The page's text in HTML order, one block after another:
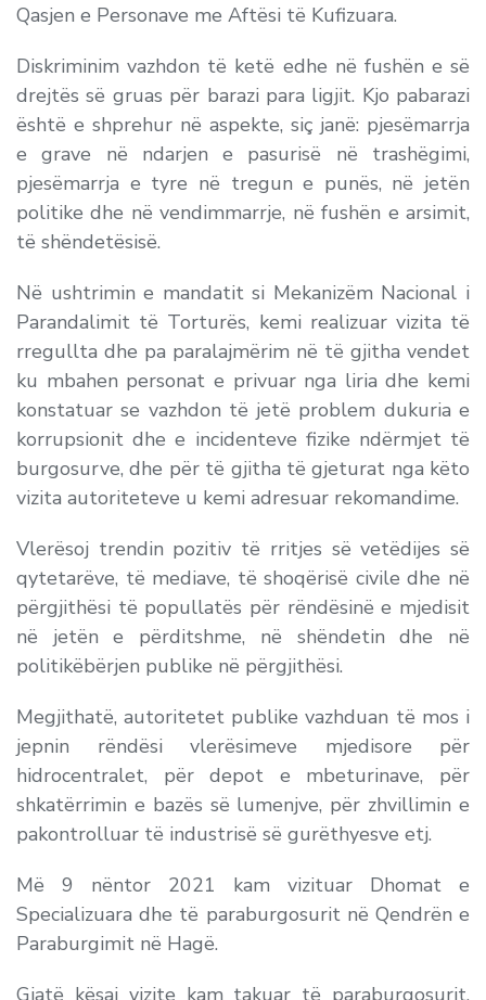
Qasjen e Personave me Aftësi të Kufizuara.
Diskriminim vazhdon të ketë edhe në fushën e së
drejtës së gruas për barazi para ligjit. Kjo pabarazi
është e shprehur në aspekte, siç janë: pjesëmarrja
e grave në ndarjen e pasurisë në trashëgimi,
pjesëmarrja e tyre në tregun e punës, në jetën
politike dhe në vendimmarrje, në fushën e arsimit,
të shëndetësisë.
Në ushtrimin e mandatit si Mekanizëm Nacional i
Parandalimit të Torturës, kemi realizuar vizita të
rregullta dhe pa paralajmërim në të gjitha vendet
ku mbahen personat e privuar nga liria dhe kemi
konstatuar se vazhdon të jetë problem dukuria e
korrupsionit dhe e incidenteve fizike ndërmjet të
burgosurve, dhe për të gjitha të gjeturat nga këto
vizita autoriteteve u kemi adresuar rekomandime.
Vlerësoj trendin pozitiv të rritjes së vetëdijes së
qytetarëve, të mediave, të shoqërisë civile dhe në
përgjithësi të popullatës për rëndësinë e mjedisit
në jetën e përditshme, në shëndetin dhe në
politikëbërjen publike në përgjithësi.
Megjithatë, autoritetet publike vazhduan të mos i
jepnin rëndësi vlerësimeve mjedisore për
hidrocentralet, për depot e mbeturinave, për
shkatërrimin e bazës së lumenjve, për zhvillimin e
pakontrolluar të industrisë së gurëthyesve etj.
Më 9 nëntor 2021 kam vizituar Dhomat e
Specializuara dhe të paraburgosurit në Qendrën e
Paraburgimit në Hagë.
Gjatë kësaj vizite kam takuar të paraburgosurit,